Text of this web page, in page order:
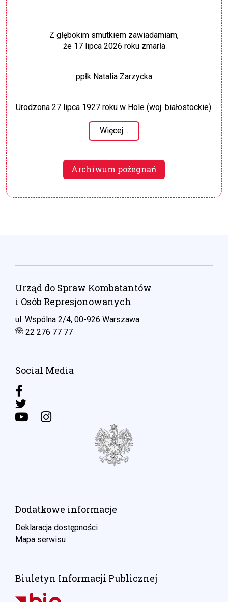
Z głębokim smutkiem zawiadamiam,
że 17 lipca 2026 roku zmarła
ppłk Natalia Zarzycka
Urodzona 27 lipca 1927 roku w Hole (woj. białostockie).
Więcej…
Archiwum pożegnań
Urząd do Spraw Kombatantów
i Osób Represjonowanych
ul. Wspólna 2/4, 00-926 Warszawa
22 276 77 77
Social Media
Dodatkowe informacje
Deklaracja dostępności
Mapa serwisu
Biuletyn Informacji Publicznej